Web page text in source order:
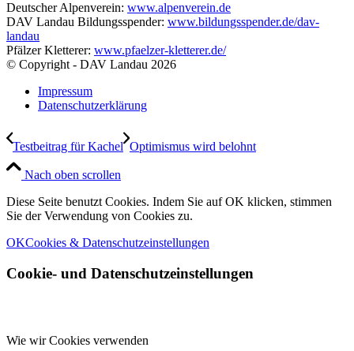
Deutscher Alpenverein: www.alpenverein.de
DAV Landau Bildungsspender: www.bildungsspender.de/dav-
landau
Pfälzer Kletterer: www.pfaelzer-kletterer.de/
© Copyright - DAV Landau 2026
Impressum
Datenschutzerklärung
Testbeitrag für Kachel Optimismus wird belohnt
Nach oben scrollen
Diese Seite benutzt Cookies. Indem Sie auf OK klicken, stimmen
Sie der Verwendung von Cookies zu.
OKCookies & Datenschutzeinstellungen
Cookie- und Datenschutzeinstellungen
Wie wir Cookies verwenden